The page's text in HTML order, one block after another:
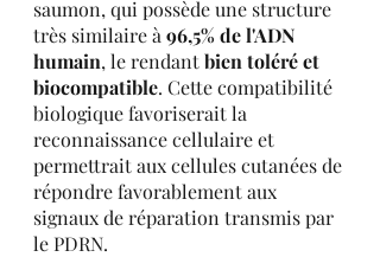
saumon, qui possède une structure
très similaire à 96,5% de l'ADN
humain, le rendant bien toléré et
biocompatible. Cette compatibilité
biologique favoriserait la
reconnaissance cellulaire et
permettrait aux cellules cutanées de
répondre favorablement aux
signaux de réparation transmis par
le PDRN.